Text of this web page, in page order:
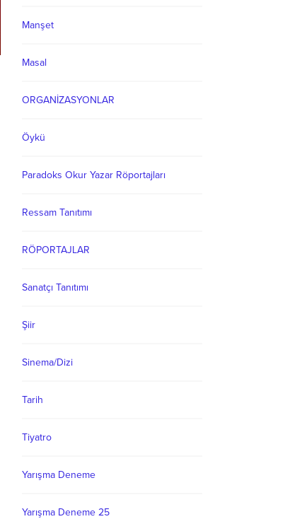
Manşet
Masal
ORGANİZASYONLAR
Öykü
Paradoks Okur Yazar Röportajları
Ressam Tanıtımı
RÖPORTAJLAR
Sanatçı Tanıtımı
Şiir
Sinema/Dizi
Tarih
Tiyatro
Yarışma Deneme
Yarışma Deneme 25